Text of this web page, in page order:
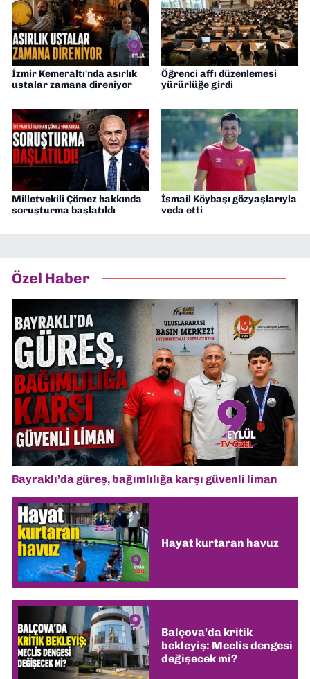
İzmir Kemeraltı'nda asırlık
ustalar zamana direniyor
Öğrenci affı düzenlemesi
yürürlüğe girdi
Milletvekili Çömez hakkında
soruşturma başlatıldı
İsmail Köybaşı gözyaşlarıyla
veda etti
Özel Haber
Bayraklı’da güreş, bağımlılığa karşı güvenli liman
Hayat kurtaran havuz
Balçova’da kritik
bekleyiş: Meclis dengesi
değişecek mi?